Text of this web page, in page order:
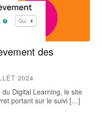
des
2024
du Digital Learning, le site
portant sur le suivi […]